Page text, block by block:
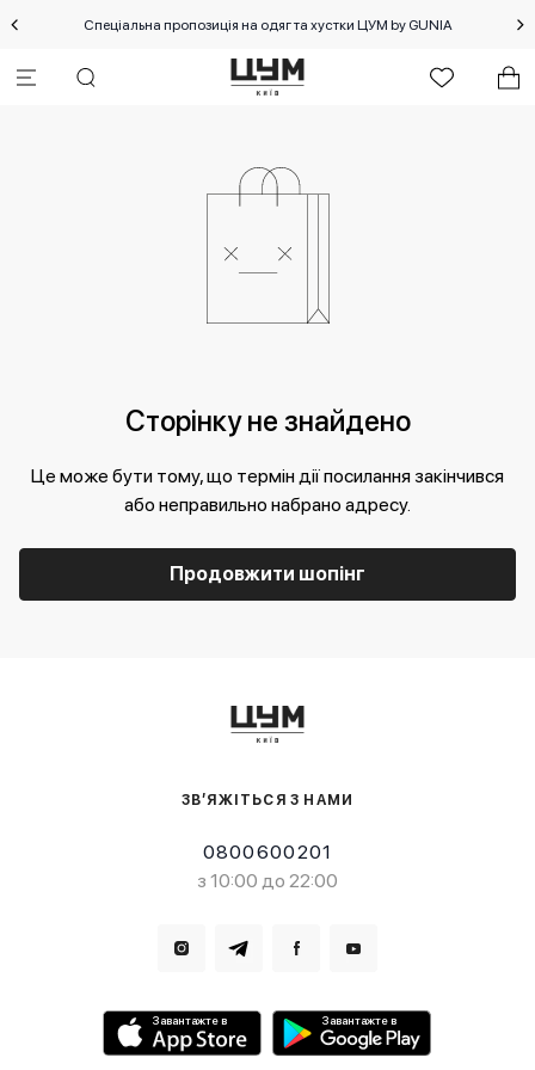
Спеціальна пропозиція на одяг та хустки ЦУМ by GUNIA
Сторінку не знайдено
Це може бути тому, що термін дії посилання закінчився
або неправильно набрано адресу.
Продовжити шопінг
ЗВ’ЯЖІТЬСЯ З НАМИ
0800600201
з 10:00 до 22:00
Завантажте в Завантажте в